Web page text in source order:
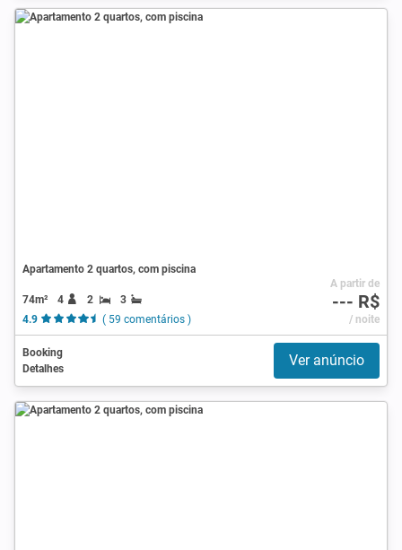
Apartamento 2 quartos, com piscina
74m² 4 2
3
4.9
( 59 comentários )
A partir de
--- R$
/ noite
Booking
Detalhes
Ver anúncio